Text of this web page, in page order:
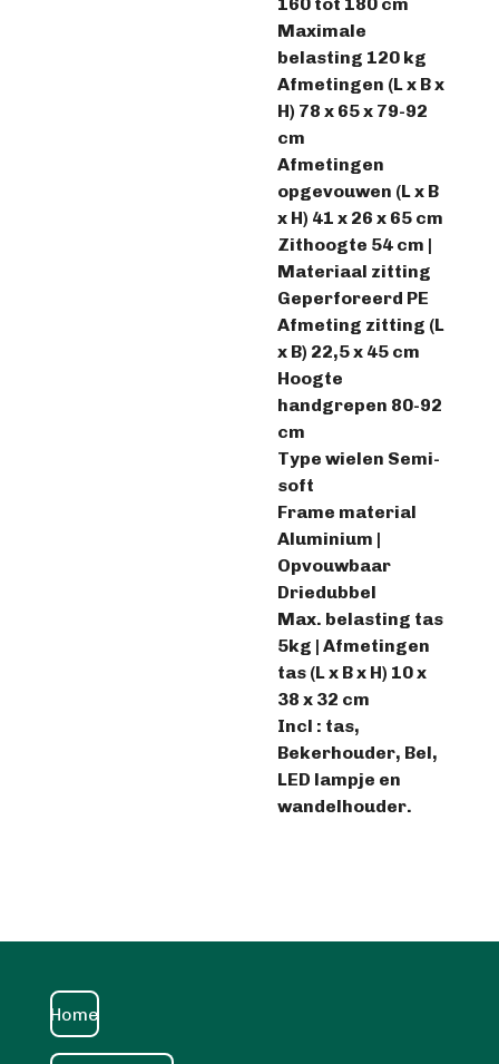
Maximale
belasting 120 kg
Afmetingen (L x B x
H) 78 x 65 x 79-92
cm
Afmetingen
opgevouwen (L x B
x H) 41 x 26 x 65 cm
Zithoogte 54 cm |
Materiaal zitting
Geperforeerd PE
Afmeting zitting (L
x B) 22,5 x 45 cm
Hoogte
handgrepen 80-92
cm
Type wielen Semi-
soft
Frame material
Aluminium |
Opvouwbaar
Driedubbel
Max. belasting tas
5kg | Afmetingen
tas (L x B x H) 10 x
38 x 32 cm
Incl : tas,
Bekerhouder, Bel,
LED lampje en
wandelhouder.
Home